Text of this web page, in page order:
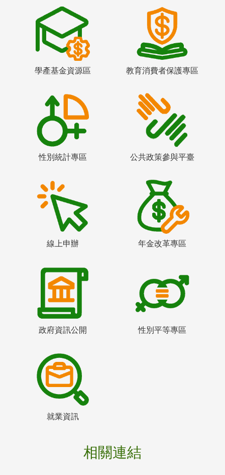
學產基金資源區 教育消費者保護專區
性別統計專區 公共政策參與平臺
線上申辦 年金改革專區
政府資訊公開 性別平等專區
就業資訊
相關連結